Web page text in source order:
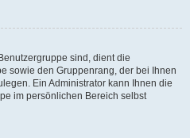
sind, dient die
sowie den Gruppenrang, der bei Ihnen
Ein Administrator kann Ihnen die
im persönlichen Bereich selbst